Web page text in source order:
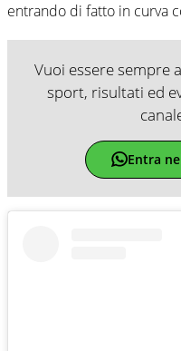
entrando di fatto in curva
Vuoi essere sempre
sport, risultati ed
Entra